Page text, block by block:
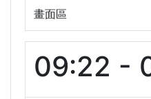
畫面區
09:22 -